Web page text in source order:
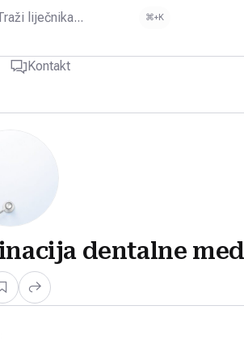
liječnika... ⌘+K
Kontakt
dentalne